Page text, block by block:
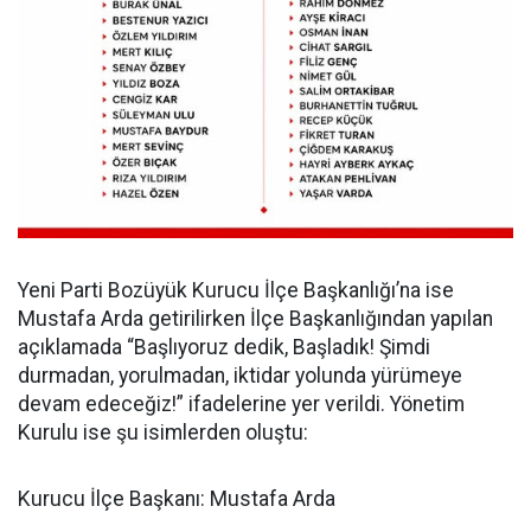
Yeni Parti Bozüyük Kurucu İlçe Başkanlığı’na ise
Mustafa Arda getirilirken İlçe Başkanlığından yapılan
açıklamada “Başlıyoruz dedik, Başladık! Şimdi
durmadan, yorulmadan, iktidar yolunda yürümeye
devam edeceğiz!” ifadelerine yer verildi. Yönetim
Kurulu ise şu isimlerden oluştu:
Kurucu İlçe Başkanı: Mustafa Arda